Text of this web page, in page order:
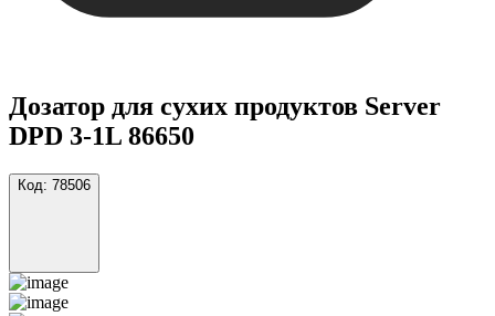
Дозатор для сухих продуктов Server
DPD 3-1L 86650
Код: 78506